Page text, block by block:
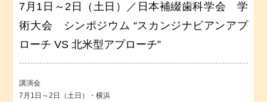
7月1日～2日（土日）／日本補綴歯科学会 学
術大会 シンポジウム “スカンジナビアンアプ
ローチ VS 北米型アプローチ”
講演会
7月1日～2日（土日）・横浜